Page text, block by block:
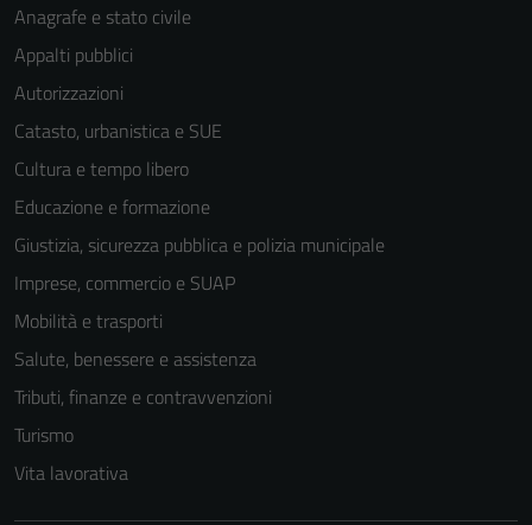
Anagrafe e stato civile
Appalti pubblici
Autorizzazioni
Catasto, urbanistica e SUE
Cultura e tempo libero
Educazione e formazione
Giustizia, sicurezza pubblica e polizia municipale
Imprese, commercio e SUAP
Mobilità e trasporti
Salute, benessere e assistenza
Tributi, finanze e contravvenzioni
Turismo
Vita lavorativa